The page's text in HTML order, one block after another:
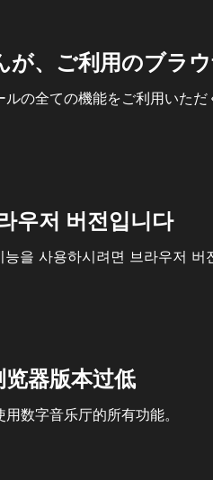
が、ご利用のブラ
の全ての機能をご利用いた
우저 버전입니다
을 사용하시려면 브라우저 버
器版本过低
数字音乐厅的所有功能。